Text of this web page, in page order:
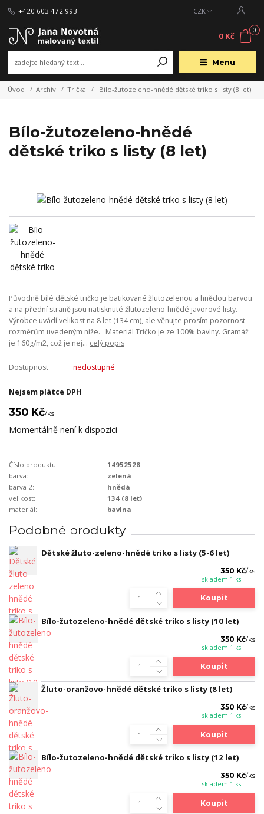
Menu
CZK
+420 603 472 993
0
0 Kč
Úvod Archiv Trička Bílo-žutozeleno-hnědé dětské triko s listy (8 let)
Bílo-žutozeleno-hnědé
dětské triko s listy (8 let)
Původně bílé dětské tričko je batikované žlutozelenou a hnědou barvou
a na přední straně jsou natisknuté žlutozeleno-hnědé javorové listy.
Výrobce uvádí velikost na 8 let (134 cm), ale věnujte prosím pozornost
rozměrům uvedeným níže. Materiál Tričko je ze 100% bavlny. Gramáž
je 160g/m2, což je nej... celý popis
Dostupnost nedostupné
Nejsem plátce DPH
350 Kč/ks
Momentálně není k dispozici
Číslo produktu:
14952528
barva:
zelená
barva 2:
hnědá
velikost:
134 (8 let)
materiál:
bavlna
Podobné produkty
Dětské žluto-zeleno-hnědé triko s listy (5-6 let)
350 Kč/ks
skladem 1 ks
Koupit
Bílo-žutozeleno-hnědé dětské triko s listy (10 let)
350 Kč/ks
skladem 1 ks
Koupit
Žluto-oranžovo-hnědé dětské triko s listy (8 let)
350 Kč/ks
skladem 1 ks
Koupit
Bílo-žutozeleno-hnědé dětské triko s listy (12 let)
350 Kč/ks
skladem 1 ks
Koupit